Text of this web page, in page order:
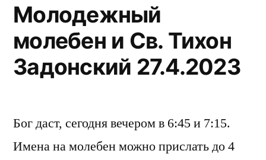
Молодежный
молебен и Св. Тихон
Задонский 27.4.2023
Бог даст, сегодня вечером в 6:45 и 7:15.
Имена на молебен можно прислать до 4